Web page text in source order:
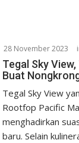
28 November 2023
Tegal Sky
Buat
Tegal Sky View
Rootfop Pacific
menghadirkan
baru. Selain